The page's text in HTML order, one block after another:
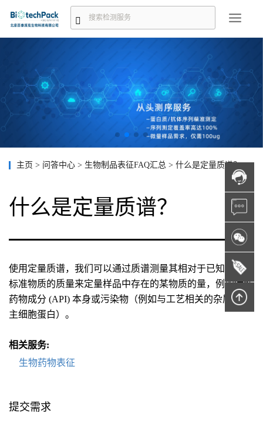
主页 > 问答中心 > 生物制品表征FAQ汇总 > 什么是定量质谱？
什么是定量质谱？
使用定量质谱，我们可以通过质谱测量其相对于已知数量的
标准物质的质量来定量样品中存在的某物质的量，例如活性
药物成分 (API) 本身或污染物（例如与工艺相关的杂质或宿
主细胞蛋白）。
相关服务:
生物药物表征
提交需求